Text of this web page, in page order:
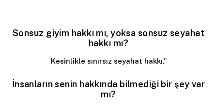
Sonsuz giyim hakkı mı, yoksa sonsuz seyahat
hakkı mı?
Kesinlikle sınırsız seyahat hakkı.”
İnsanların senin hakkında bilmediği bir şey var
mı?